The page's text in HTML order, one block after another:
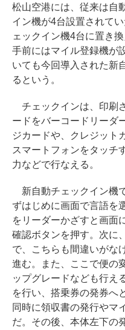
松山空港には、従来は自
イン機が4台設置されて
ェックイン機4台に置き
手前にはマイル登録機が
いても今回導入された新
るという。
チェックインは、印刷
ードをバーコードリーダ
ジカードや、クレジット
スマートフォンをタッチ
力などで行なえる。
新自動チェックイン機
ずはじめに画面で言語を
をリーダーかざすと画面
確認ボタンを押す。次に
で、こちらも間違いがな
進む。また、ここで便の
ップグレードなども行え
を行い、搭乗券の発券へ
同時に領収書の発行やマ
だ。その後、本体左下の